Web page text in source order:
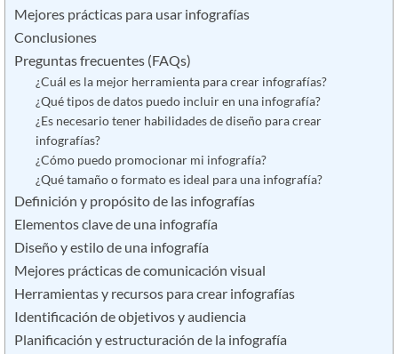
Mejores prácticas para usar infografías
Conclusiones
Preguntas frecuentes (FAQs)
¿Cuál es la mejor herramienta para crear infografías?
¿Qué tipos de datos puedo incluir en una infografía?
¿Es necesario tener habilidades de diseño para crear
infografías?
¿Cómo puedo promocionar mi infografía?
¿Qué tamaño o formato es ideal para una infografía?
Definición y propósito de las infografías
Elementos clave de una infografía
Diseño y estilo de una infografía
Mejores prácticas de comunicación visual
Herramientas y recursos para crear infografías
Identificación de objetivos y audiencia
Planificación y estructuración de la infografía